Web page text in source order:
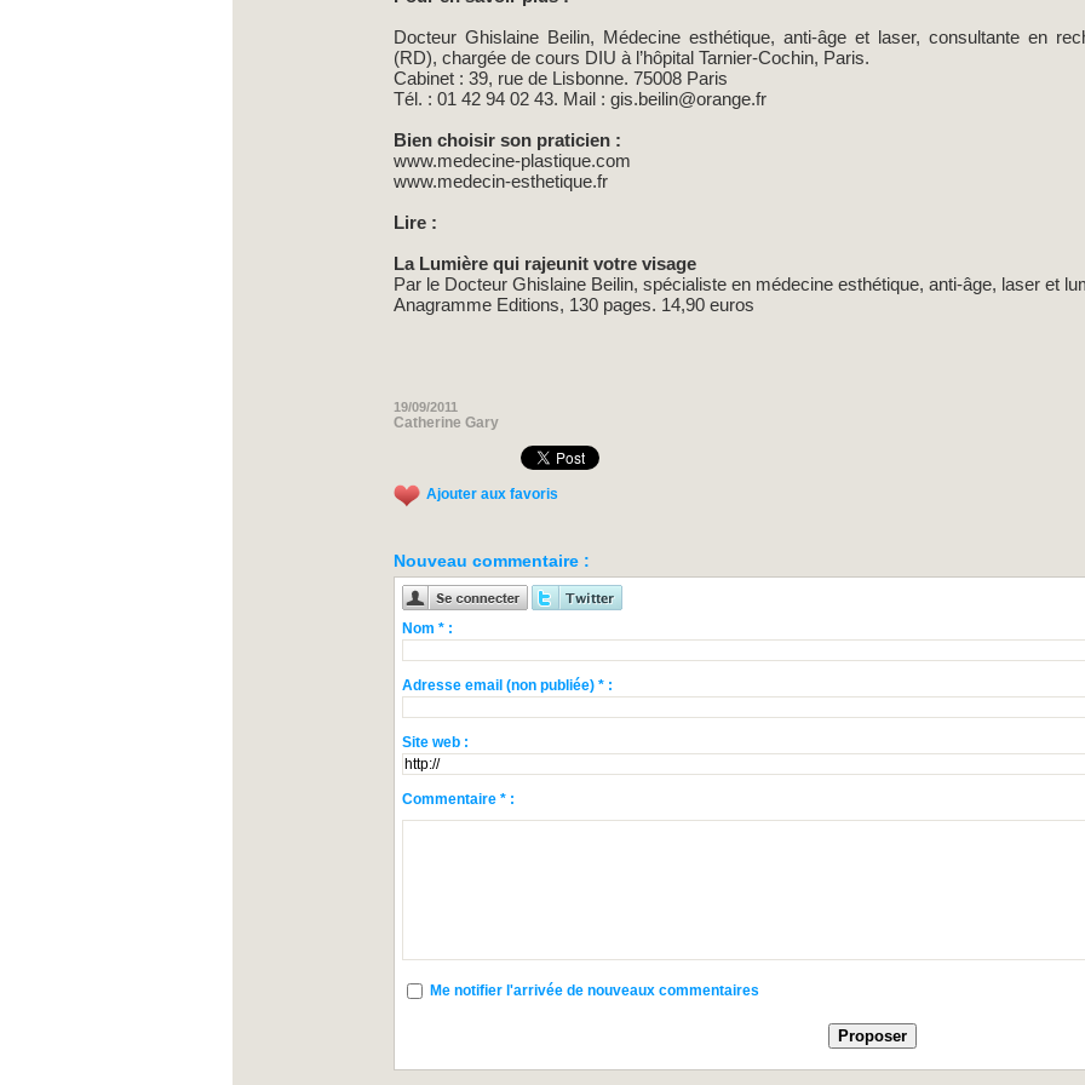
Docteur Ghislaine Beilin, Médecine esthétique, anti-âge et laser, consultante en
(RD), chargée de cours DIU à l’hôpital Tarnier-Cochin, Paris.
Cabinet : 39, rue de Lisbonne. 75008 Paris
Tél. : 01 42 94 02 43. Mail : gis.beilin@orange.fr
Bien choisir son praticien :
www.medecine-plastique.com
www.medecin-esthetique.fr
Lire :
La Lumière qui rajeunit votre visage
Par le Docteur Ghislaine Beilin, spécialiste en médecine esthétique, anti-âge, laser et
Anagramme Editions, 130 pages. 14,90 euros
19/09/2011
Catherine Gary
Ajouter aux favoris
Nouveau commentaire :
Nom * :
Adresse email (non publiée) * :
Site web :
Commentaire * :
Me notifier l'arrivée de nouveaux commentaires